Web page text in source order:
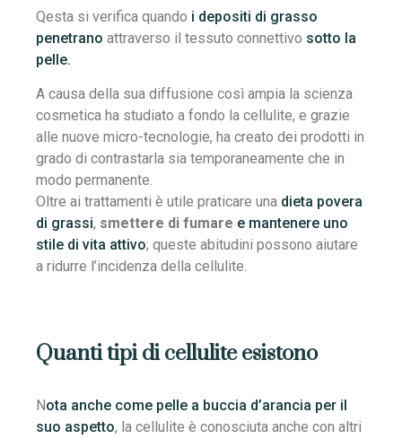
Qesta si verifica quando i depositi di grasso
penetrano attraverso il tessuto connettivo sotto la
pelle.
A causa della sua diffusione così ampia la scienza
cosmetica ha studiato a fondo la cellulite, e grazie
alle nuove micro-tecnologie, ha creato dei prodotti in
grado di contrastarla sia temporaneamente che in
modo permanente.
Oltre ai trattamenti è utile praticare una dieta povera
di grassi, smettere di fumare e mantenere uno
stile di vita attivo; queste abitudini possono aiutare
a ridurre l’incidenza della cellulite.
Quanti tipi di cellulite esistono
Nota anche come pelle a buccia d’arancia per il
suo aspetto, la cellulite è conosciuta anche con altri